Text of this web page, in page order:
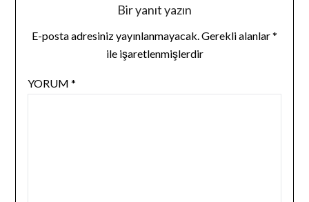
Bir yanıt yazın
E-posta adresiniz yayınlanmayacak. Gerekli alanlar*
ile işaretlenmişlerdir
YORUM *